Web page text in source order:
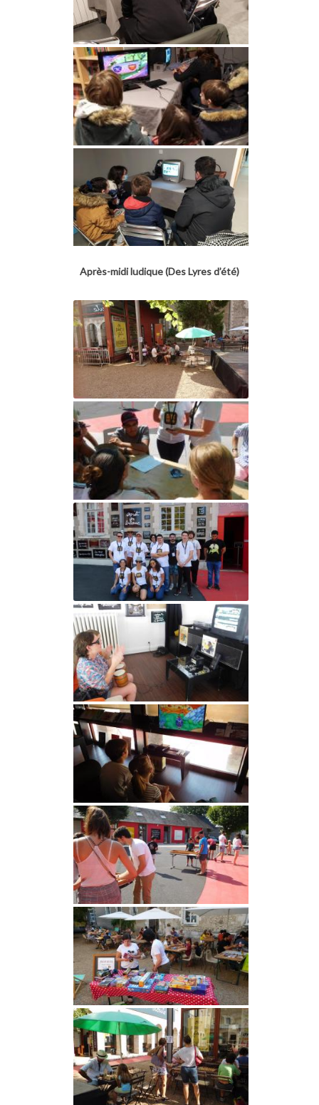
Après-midi ludique (Des Lyres d’été)